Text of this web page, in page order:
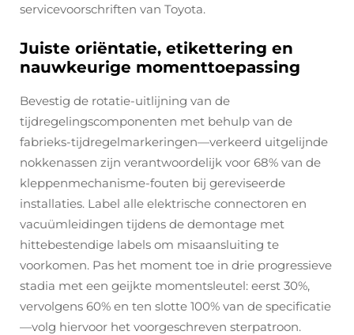
servicevoorschriften van Toyota.
Juiste oriëntatie, etikettering en
nauwkeurige momenttoepassing
Bevestig de rotatie-uitlijning van de
tijdregelingscomponenten met behulp van de
fabrieks-tijdregelmarkeringen—verkeerd uitgelijnde
nokkenassen zijn verantwoordelijk voor 68% van de
kleppenmechanisme-fouten bij gereviseerde
installaties. Label alle elektrische connectoren en
vacuümleidingen tijdens de demontage met
hittebestendige labels om misaansluiting te
voorkomen. Pas het moment toe in drie progressieve
stadia met een geijkte momentsleutel: eerst 30%,
vervolgens 60% en ten slotte 100% van de specificatie
—volg hiervoor het voorgeschreven sterpatroon.